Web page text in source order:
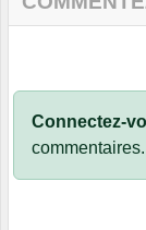
Connectez-
commentaires.